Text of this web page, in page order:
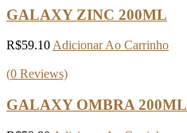
GALAXY ZINC 200ML
R$59.10 Adicionar Ao Carrinho
(0 Reviews)
GALAXY OMBRA 200ML